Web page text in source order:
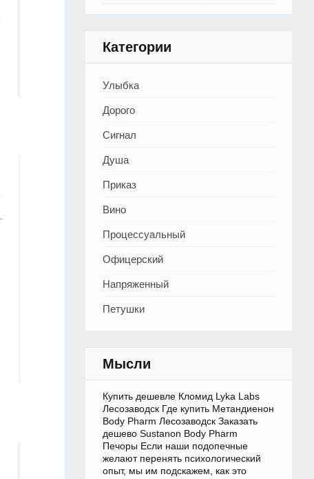
Категории
Улыбка
Дорого
Сигнал
Душа
Приказ
Вино
Процессуальный
Офицерский
Напряженный
Петушки
Мысли
Купить дешевле Кломид Lyka Labs
Лесозаводск Где купить Метандиенон
Body Pharm Лесозаводск Заказать
дешево Sustanon Body Pharm
Печоры Если наши подопечные
желают перенять психологический
опыт, мы им подскажем, как это